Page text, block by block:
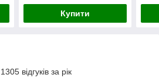
Купити
відгуків за рік